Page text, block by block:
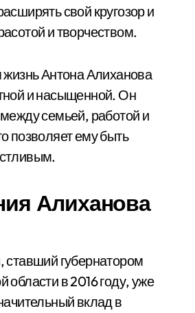
свой кругозор и
и творчеством.
Антона Алиханова
и насыщенной. Он
семьей, работой и
позволяет ему быть
Алиханова
ставший губернатором
области в 2016 году, уже
вклад в